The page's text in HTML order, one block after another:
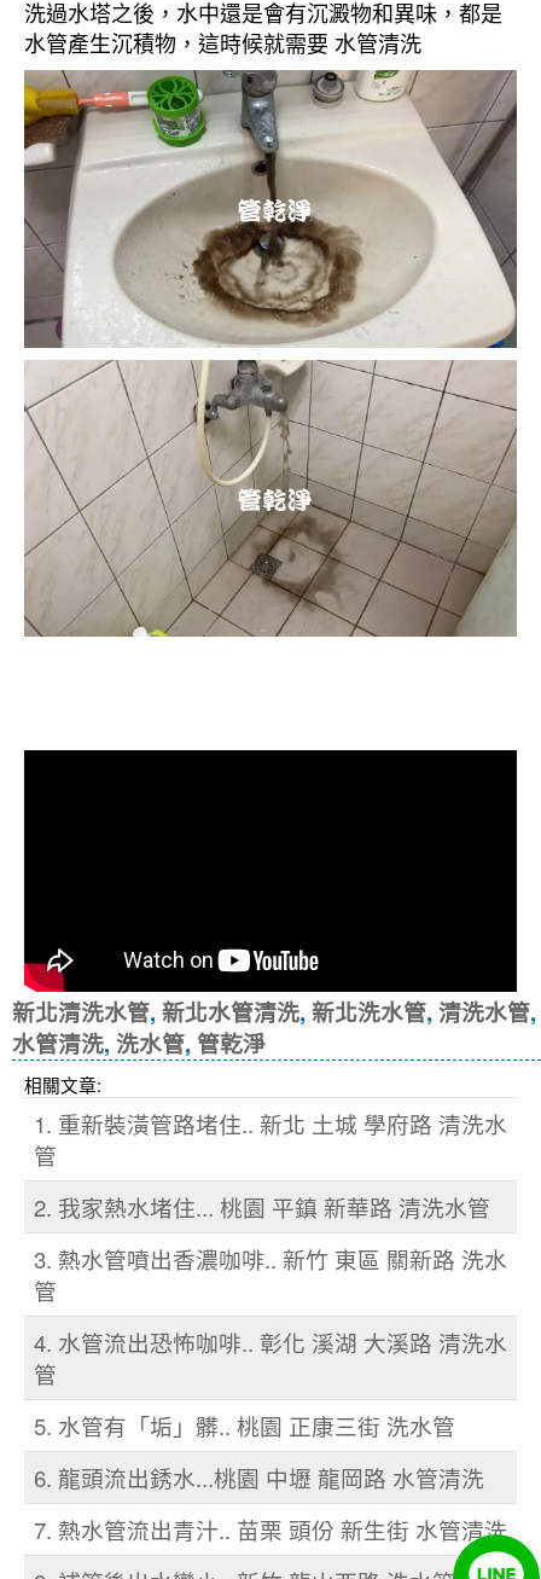
洗過水塔之後，水中還是會有沉澱物和異味，都是
水管產生沉積物，這時候就需要 水管清洗
新北清洗水管, 新北水管清洗, 新北洗水管, 清洗水管,
水管清洗, 洗水管, 管乾淨
相關文章:
1. 重新裝潢管路堵住.. 新北 土城 學府路 清洗水
管
2. 我家熱水堵住... 桃園 平鎮 新華路 清洗水管
3. 熱水管噴出香濃咖啡.. 新竹 東區 關新路 洗水
管
4. 水管流出恐怖咖啡.. 彰化 溪湖 大溪路 清洗水
管
5. 水管有「垢」髒.. 桃園 正康三街 洗水管
6. 龍頭流出銹水...桃園 中壢 龍岡路 水管清洗
7. 熱水管流出青汁.. 苗栗 頭份 新生街 水管清洗